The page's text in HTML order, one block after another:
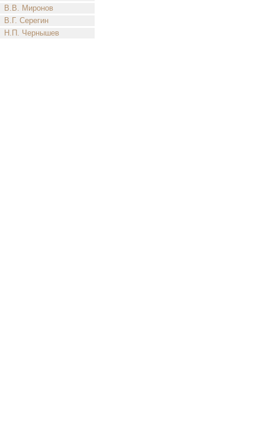
В.В. Миронов
В.Г. Серегин
Н.П. Чернышев